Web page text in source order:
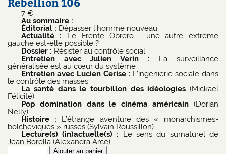
7 €
Au sommaire :
Éditorial : Dépasser l’homme nouveau
Actualité : Le Frente Obrero : une autre extrême
gauche est-elle possible ?
Dossier : Résister au contrôle social
Entretien avec Julien Verin : La surveillance
généralisée est au cœur du système
Entretien avec Lucien Cerise : L’ingénierie sociale dans
le contrôle des masses
La santé dans le tourbillon des idéologies (Mickaël
Félicité)
Pop domination dans le cinéma américain (Dorian
Nelly)
Histoire : L’étrange aventure des « monarchismes-
bolcheviques » russes (Sylvain Roussillon)
Lecture(s) (in)actuelle(s) : Le sens du surnaturel de
Jean Borella (Alexandra Arcé)
quantité
Ajouter au panier